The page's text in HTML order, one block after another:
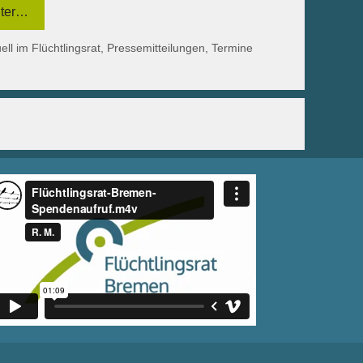
im Flüchtlingsrat, Pressemitteilungen,Termine